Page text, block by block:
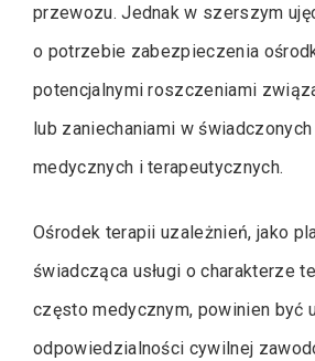
przewozu. Jednak w szerszym
o potrzebie zabezpieczenia
potencjalnymi roszczeniami
lub zaniechaniami w świadczonych
medycznych i terapeutycznych.
Ośrodek terapii uzależnień, jako
świadcząca usługi o charakterze
często medycznym, powinien być
odpowiedzialności cywilnej